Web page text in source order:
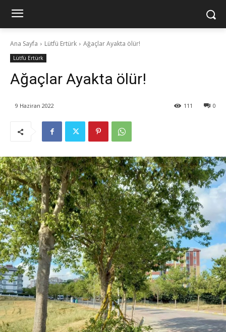
Ana Sayfa Lütfü Ertürk Ağaçlar Ayakta ölür!
Lütfü Ertürk
Ağaçlar Ayakta ölür!
9 Haziran 2022 0
111